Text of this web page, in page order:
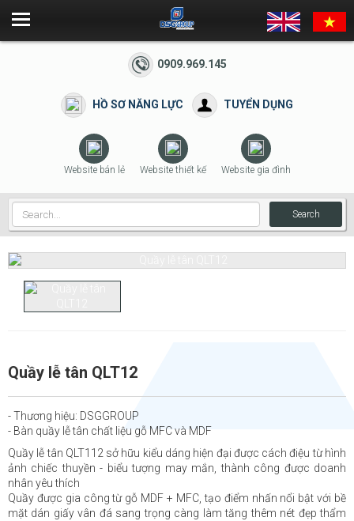
0909.969.145
HỒ SƠ NĂNG LỰC TUYỂN DỤNG
Website bán lẻ Website thiết kế Website gia đình
Search
Quầy lễ tân QLT12
- Thương hiệu: DSGGROUP
- Bàn quầy lễ tân chất liệu gỗ MFC và MDF
Quầy lễ tân QLT112 sở hữu kiểu dáng hiện đại được cách điệu từ hình
ảnh chiếc thuyền - biểu tượng may mắn, thành công được doanh
nhân yêu thích
Quầy được gia công từ gỗ MDF + MFC, tạo điểm nhấn nổi bật với bề
mặt dán giấy vân đá sang trọng càng làm tăng thêm nét đẹp thẩm